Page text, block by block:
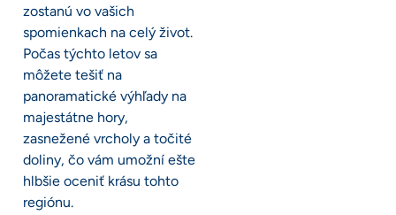
zostanú vo vašich
spomienkach na celý život.
Počas týchto letov sa
môžete tešiť na
panoramatické výhľady na
majestátne hory,
zasnežené vrcholy a točité
doliny, čo vám umožní ešte
hlbšie oceniť krásu tohto
regiónu.